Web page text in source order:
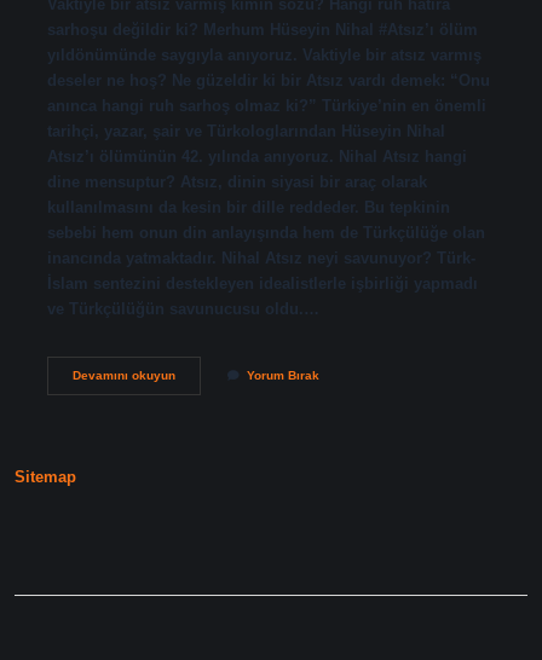
Vaktiyle bir atsız varmış kimin sözü? Hangi ruh hatıra
sarhoşu değildir ki? Merhum Hüseyin Nihal #Atsız’ı ölüm
yıldönümünde saygıyla anıyoruz. Vaktiyle bir atsız varmış
deseler ne hoş? Ne güzeldir ki bir Atsız vardı demek: “Onu
anınca hangi ruh sarhoş olmaz ki?” Türkiye’nin en önemli
tarihçi, yazar, şair ve Türkologlarından Hüseyin Nihal
Atsız’ı ölümünün 42. yılında anıyoruz. Nihal Atsız hangi
dine mensuptur? Atsız, dinin siyasi bir araç olarak
kullanılmasını da kesin bir dille reddeder. Bu tepkinin
sebebi hem onun din anlayışında hem de Türkçülüğe olan
inancında yatmaktadır. Nihal Atsız neyi savunuyor? Türk-
İslam sentezini destekleyen idealistlerle işbirliği yapmadı
ve Türkçülüğün savunucusu oldu.…
Devamını okuyunVaktiyle
Yorum Bırak
Sitemap